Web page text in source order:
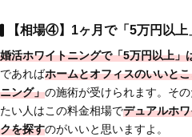
【相場④】1ヶ月で「5万円以上
婚活ホワイトニングで「5万円以上」
であればホームとオフィスのいいと
ニング」の施術が受けられます。そ
たい人はこの料金相場でデュアルホ
クを探すのがいいと思いますよ。